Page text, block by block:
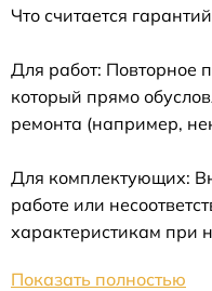
Что считается
Для работ: Повторное
который прямо
ремонта (например,
Для комплектующих:
работе или
характеристикам при
Показать полностью